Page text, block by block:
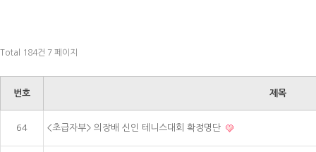
Total 184건 7 페이지
번호 제목
64 <초급자부> 의장배 신인 테니스대회 확정명단